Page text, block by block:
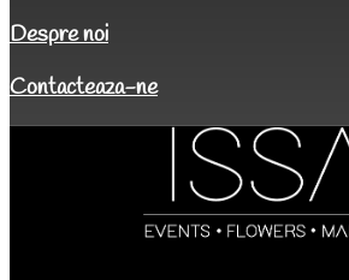
Despre noi
Contacteaza-ne